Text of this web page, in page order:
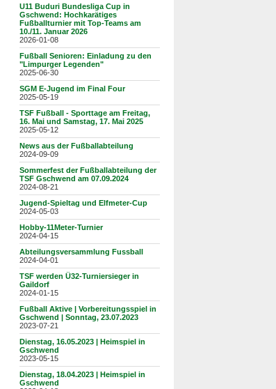
U11 Buduri Bundesliga Cup in
Gschwend: Hochkarätiges
Fußballturnier mit Top-Teams am
10./11. Januar 2026
2026-01-08
Fußball Senioren: Einladung zu den
"Limpurger Legenden"
2025-06-30
SGM E-Jugend im Final Four
2025-05-19
TSF Fußball - Sporttage am Freitag,
16. Mai und Samstag, 17. Mai 2025
2025-05-12
News aus der Fußballabteilung
2024-09-09
Sommerfest der Fußballabteilung der
TSF Gschwend am 07.09.2024
2024-08-21
Jugend-Spieltag und Elfmeter-Cup
2024-05-03
Hobby-11Meter-Turnier
2024-04-15
Abteilungsversammlung Fussball
2024-04-01
TSF werden Ü32-Turniersieger in
Gaildorf
2024-01-15
Fußball Aktive | Vorbereitungsspiel in
Gschwend | Sonntag, 23.07.2023
2023-07-21
Dienstag, 16.05.2023 | Heimspiel in
Gschwend
2023-05-15
Dienstag, 18.04.2023 | Heimspiel in
Gschwend